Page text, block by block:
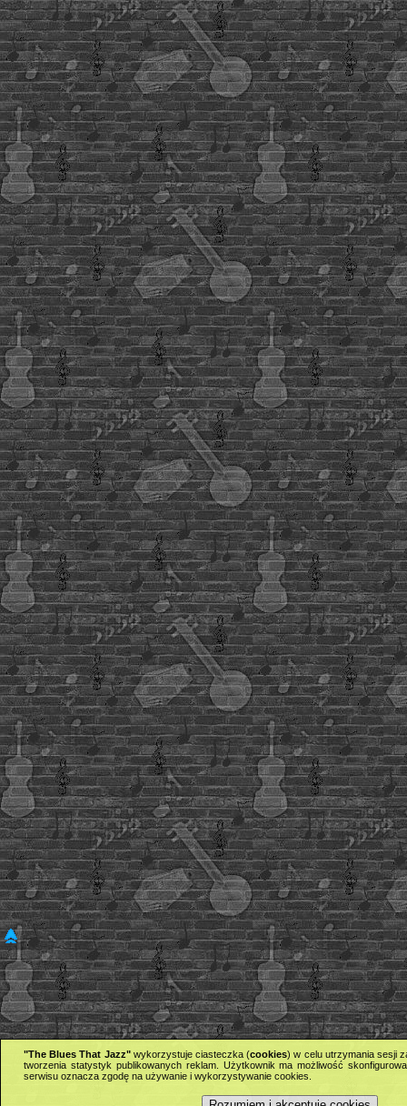
"The Blues That Jazz"wykorzystuje ciasteczka (cookies) w celu utrzymania sesji
tworzenia statystyk publikowanych reklam. Użytkownik ma możliwość
serwisu oznacza zgodę na używanie i wykorzystywanie cookies.